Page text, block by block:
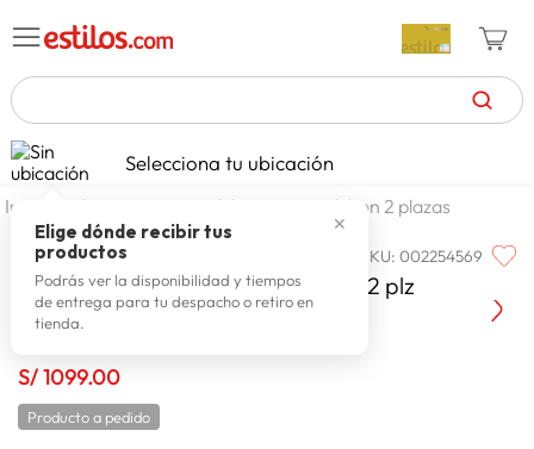
TÉRMINOS MÁS BUSCADOS
1. zapatillas mujer
2. celulares
3. zapatillas hombre
4. moda
7. laptop
Selecciona tu ubicación
✕
Elige dónde recibir tus
productos
Podrás ver la disponibilidad y tiempos
de entrega para tu despacho o retiro en
tienda.
dormitorio colchones colchon 2 plazas
PARAISO SKU:002254569
Colchon Paraiso Lifestyles Pocket 2 plz
S/1099.00
Producto a pedido